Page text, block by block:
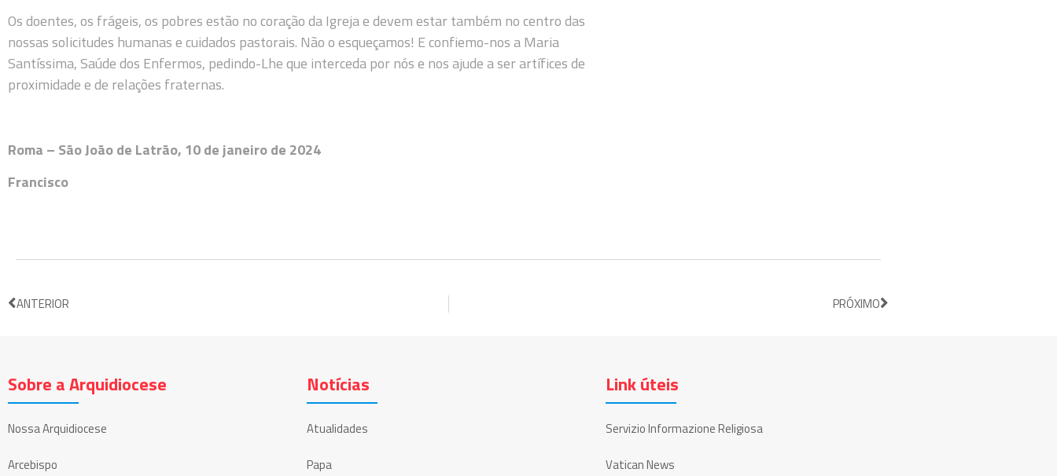
Os doentes, os frágeis, os pobres estão no coração da Igreja e devem estar também no centro das
nossas solicitudes humanas e cuidados pastorais. Não o esqueçamos! E confiemo-nos a Maria
Santíssima, Saúde dos Enfermos, pedindo-Lhe que interceda por nós e nos ajude a ser artífices de
proximidade e de relações fraternas.
Roma – São João de Latrão, 10 de janeiro de 2024
Francisco
ANTERIOR PRÓXIMO
Sobre a Arquidiocese
Nossa Arquidiocese
Arcebispo
Notícias
Atualidades
Papa
Link úteis
Servizio Informazione Religiosa
Vatican News